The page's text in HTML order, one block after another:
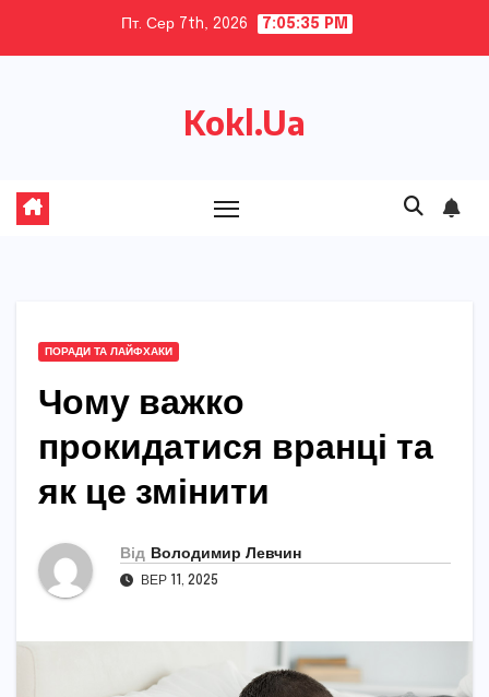
Пт. Сер 7th, 2026 7:05:37 PM
Kokl.Ua
ПОРАДИ ТА ЛАЙФХАКИ
Чому важко
прокидатися вранці та
як це змінити
Від Володимир Левчин
ВЕР 11, 2025